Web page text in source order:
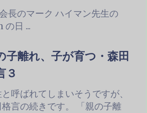
長のマーク ハイマン先生の
日 ...
子離れ、子が育つ・森田
３
呼ばれてしまいそうですが、
格言の続きです。 「親の子離